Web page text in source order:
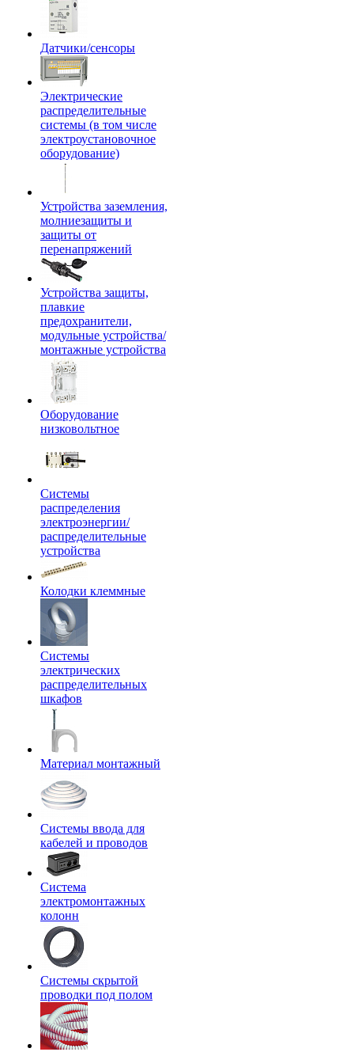
Датчики/сенсоры
Электрические
распределительные
системы (в том числе
электроустановочное
оборудование)
Устройства заземления,
молниезащиты и
защиты от
перенапряжений
Устройства защиты,
плавкие
предохранители,
модульные устройства/
монтажные устройства
Оборудование
низковольтное
Системы
распределения
электроэнергии/
распределительные
устройства
Колодки клеммные
Системы
электрических
распределительных
шкафов
Материал монтажный
Системы ввода для
кабелей и проводов
Система
электромонтажных
колонн
Системы скрытой
проводки под полом